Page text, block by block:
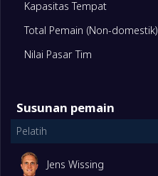
Kapasitas Tempat
Total Pemain (Non-domestik)
Nilai Pasar Tim
Susunan pemain
Pelatih
Jens Wissing